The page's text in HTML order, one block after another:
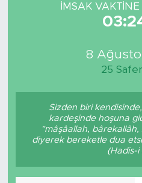
İMSAK
8
25
Sizden biri
kardeşinde hoşuna
"mâşâallah,
diyerek bereketle dua
(Hadis-i
Magazin
Tüm Manşetler
Son Dakika Haberleri